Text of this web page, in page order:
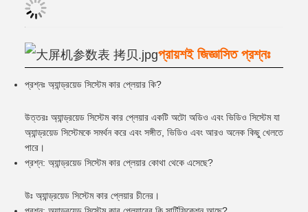
প্রায়শই জিজ্ঞাসিত প্রশ্নঃ
প্রশ্নঃ অ্যান্ড্রয়েড সিস্টেম কার প্লেয়ার কি?
উত্তরঃ অ্যান্ড্রয়েড সিস্টেম কার প্লেয়ার একটি অটো অডিও এবং ভিডিও সিস্টেম যা
অ্যান্ড্রয়েড সিস্টেমকে সমর্থন করে এবং সঙ্গীত, ভিডিও এবং আরও অনেক কিছু খেলতে
পারে।
প্রশ্ন: অ্যান্ড্রয়েড সিস্টেম কার প্লেয়ার কোথা থেকে এসেছে?
উঃ অ্যান্ড্রয়েড সিস্টেম কার প্লেয়ার চীনের।